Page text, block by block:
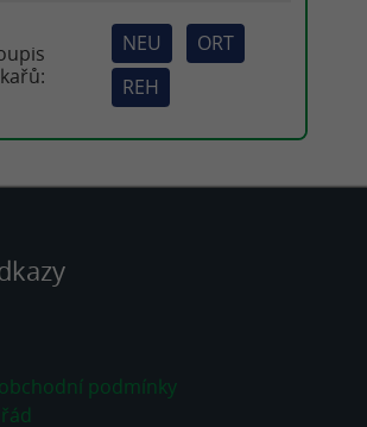
NEU
ORT
REH
podmínky